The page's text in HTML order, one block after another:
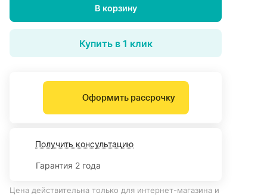
В корзину
Купить в 1 клик
Оформить рассрочку
Получить консультацию
Гарантия 2 года
Цена действительна только для интернет-магазина и